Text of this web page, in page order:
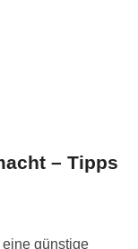
– Tipps
günstige